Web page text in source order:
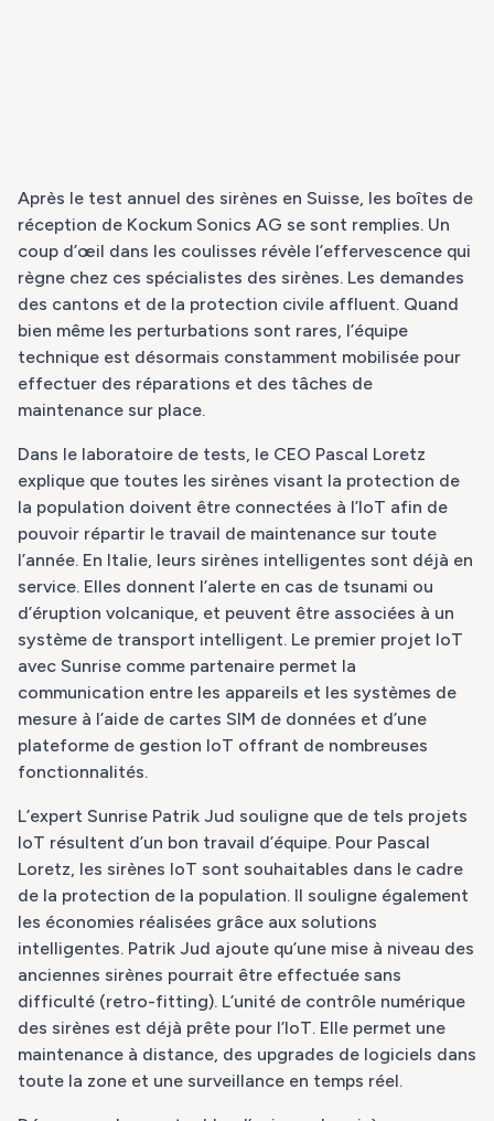
Après le test annuel des sirènes en Suisse, les boîtes de
réception de Kockum Sonics AG se sont remplies. Un
coup d’œil dans les coulisses révèle l’effervescence qui
règne chez ces spécialistes des sirènes. Les demandes
des cantons et de la protection civile affluent. Quand
bien même les perturbations sont rares, l’équipe
technique est désormais constamment mobilisée pour
effectuer des réparations et des tâches de
maintenance sur place.
Dans le laboratoire de tests, le CEO Pascal Loretz
explique que toutes les sirènes visant la protection de
la population doivent être connectées à l’IoT afin de
pouvoir répartir le travail de maintenance sur toute
l’année. En Italie, leurs sirènes intelligentes sont déjà en
service. Elles donnent l’alerte en cas de tsunami ou
d’éruption volcanique, et peuvent être associées à un
système de transport intelligent. Le premier projet IoT
avec Sunrise comme partenaire permet la
communication entre les appareils et les systèmes de
mesure à l’aide de cartes SIM de données et d’une
plateforme de gestion IoT offrant de nombreuses
fonctionnalités.
L’expert Sunrise Patrik Jud souligne que de tels projets
IoT résultent d’un bon travail d’équipe. Pour Pascal
Loretz, les sirènes IoT sont souhaitables dans le cadre
de la protection de la population. Il souligne également
les économies réalisées grâce aux solutions
intelligentes. Patrik Jud ajoute qu’une mise à niveau des
anciennes sirènes pourrait être effectuée sans
difficulté (retro-fitting). L’unité de contrôle numérique
des sirènes est déjà prête pour l’IoT. Elle permet une
maintenance à distance, des upgrades de logiciels dans
toute la zone et une surveillance en temps réel.